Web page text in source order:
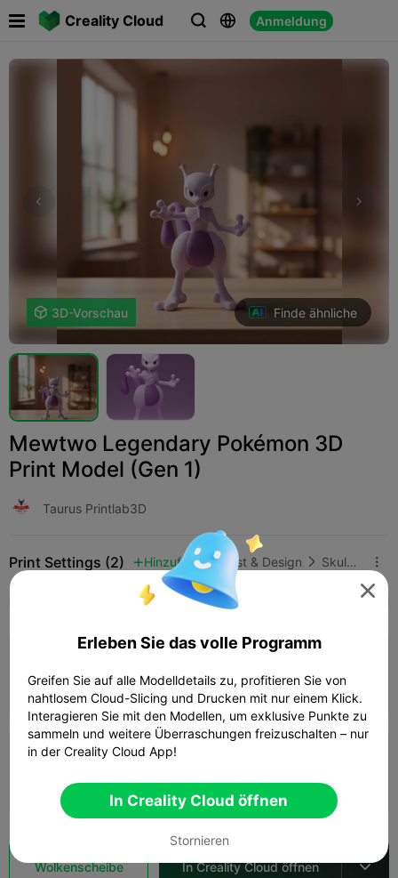
Creality Cloud   Anmeldung
 
 3D-Vorschau Finde ähnliche
Mewtwo Legendary Pokémon 3D
Print Model (Gen 1)
Taurus Printlab3D
Print Settings (2)  Hinzufügen Kunst & Design  Skulpturen & Kunstwerke 
K2 Pro
Autor  01h 41m  1 plates  31.54g
0.2mm layer, 2 walls, 15% infill
 02h 15m  1 plates  31.11g
Wolkenscheibe In Creality Cloud öffnen 

Erleben Sie das volle Programm
Greifen Sie auf alle Modelldetails zu, profitieren Sie von
nahtlosem Cloud-Slicing und Drucken mit nur einem Klick.
Interagieren Sie mit den Modellen, um exklusive Punkte zu
sammeln und weitere Überraschungen freizuschalten – nur
in der Creality Cloud App!
In Creality Cloud öffnen
Stornieren